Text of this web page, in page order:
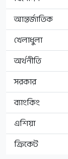
আন্তর্জাতিক
খেলাধুলা
অর্থনীতি
সরকার
ব্যাংকিং
এশিয়া
ক্রিকেট